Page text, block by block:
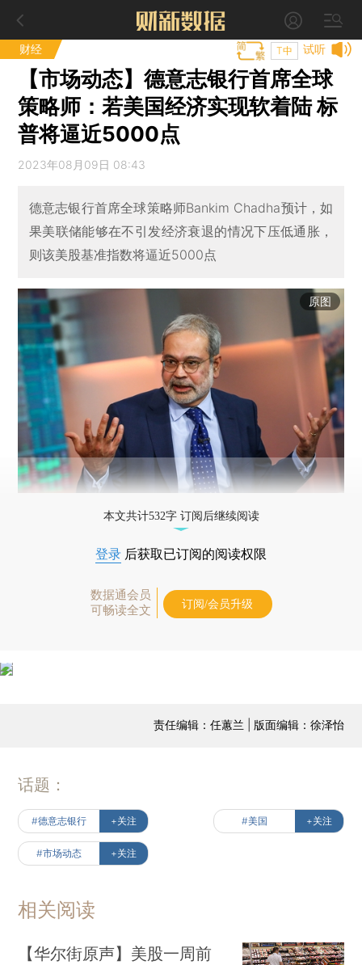
财经 试听
T中
【市场动态】德意志银行首席全球
策略师：若美国经济实现软着陆 标
普将逼近5000点
2023年08月09日 08:43
德意志银行首席全球策略师Bankim Chadha预计，如
果美联储能够在不引发经济衰退的情况下压低通胀，
则该美股基准指数将逼近5000点
原图
本文共计532字 订阅后继续阅读
登录 后获取已订阅的阅读权限
数据通会员
可畅读全文
订阅/会员升级
责任编辑：任蕙兰 | 版面编辑：徐泽怡
话题：
#德意志银行 +关注 #美国 +关注
#市场动态 +关注
相关阅读
【华尔街原声】美股一周前